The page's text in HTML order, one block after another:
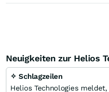
Neuigkeiten zur Helios
✧ Schlagzeilen
Helios Technologies